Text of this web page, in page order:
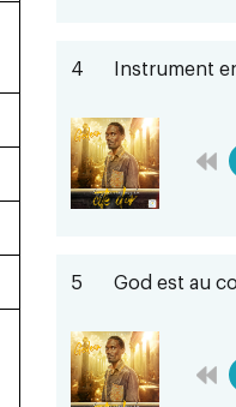
4 Instrument
5 God est au